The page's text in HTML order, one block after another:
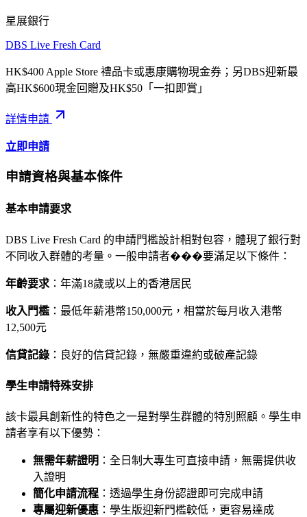
星展銀行
DBS Live Fresh Card
HK$400 Apple Store 禮品卡或惠康購物現金券；另DBS迎新最
高HK$600現金回贈及HK$50「一扣即賞」
詳情申請
立即申請
申請資格與基本條件
基本申請要求
DBS Live Fresh Card 的申請門檻設計相對包容，體現了銀行對
不同收入群體的考量。一般申請者���要滿足以下條件：
年齡要求 ：年滿18歲或以上的香港居民
收入門檻 ：最低年薪港幣150,000元，相當於每月收入港幣
12,500元
信貸記錄 ：良好的信貸記錄，無嚴重違約或破產記錄
學生申請特殊安排
該卡最具創新性的特色之一是對學生群體的特別照顧。學生申
請者享有以下優勢：
無需年薪證明 ：全日制大專生可直接申請，無需提供收
入證明
簡化申請流程 ：透過學生身份認證即可完成申請
專屬迎新優惠 ：學生版迎新門檻較低，更容易達成